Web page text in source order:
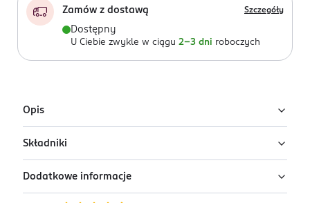
Zamów z dostawą Szczegóły
Dostępny
U Ciebie zwykle w ciągu 2-3 dni roboczych
Opis
Durex Performa - opakowanie 12 szt.
• Stworzone dla niego - model prezerwatyw durex
skupiony na męskiej przyjemności, zawierający
Składniki
Prezerwatywy z naturalnego lateksu.
Dodatkowe informacje